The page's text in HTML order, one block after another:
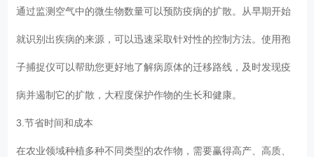
通过监测空气中的微生物数量可以预防疫病的扩散。从早期开始
就识别出疾病的来源，可以迅速采取针对性的控制方法。使用孢
子捕捉仪可以帮助您更好地了解病原体的迁移路线，及时发现疫
病并遏制它的扩散，大程度保护作物的生长和健康。
3.节省时间和成本
在农业领域种植多种不同类型的农作物，需要赢得高产、高质、